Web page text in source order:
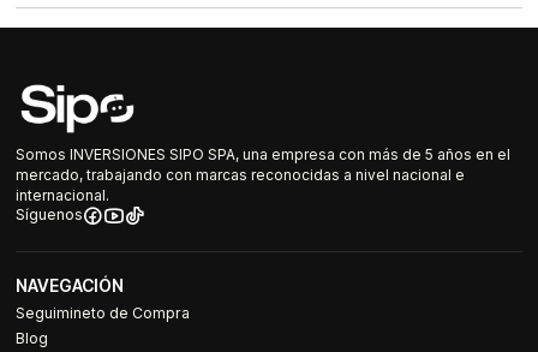
Somos INVERSIONES SIPO SPA, una empresa con más de 5 años en el
mercado, trabajando con marcas reconocidas a nivel nacional e
internacional.
Síguenos
NAVEGACIÓN
Seguimineto de Compra
Blog